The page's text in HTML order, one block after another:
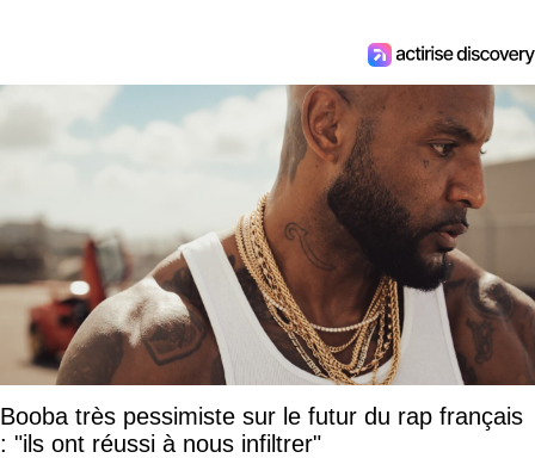
Booba très pessimiste sur le futur du rap français
: "ils ont réussi à nous infiltrer"